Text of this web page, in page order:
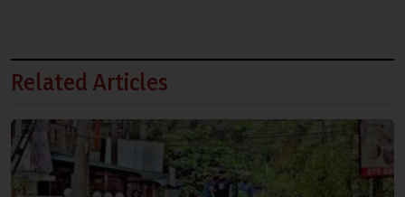
Related Articles